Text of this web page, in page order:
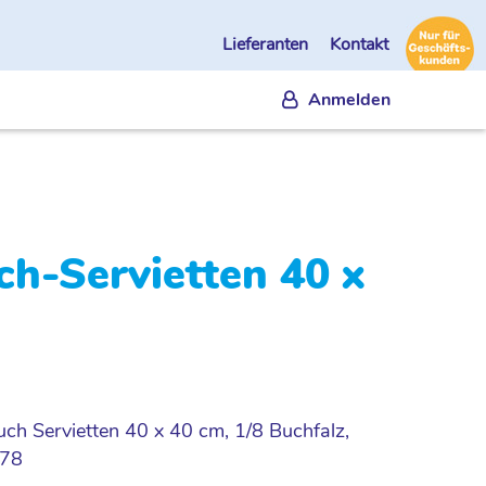
Lieferanten Kontakt
Anmelden
Servietten 40 x
Servietten 40 x 40 cm, 1/8 Buchfalz,